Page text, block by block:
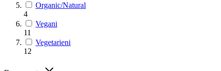
Organic/Natural
4
Vegani
11
Vegetarieni
12